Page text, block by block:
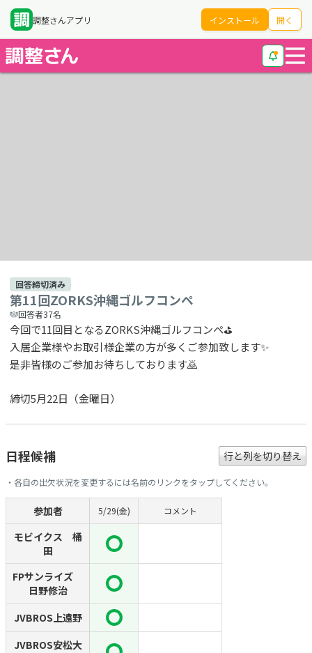
調整さんアプリ インストール 開く
回答締切済み
第11回ZORKS沖縄ゴルフコンペ
回答者37名
今回で11回目となるZORKS沖縄ゴルフコンペ⛳
入居企業様やお取引様企業の方が多くご参加致します✨
是非皆様のご参加お待ちしております🙇
締切5月22日（金曜日）
日程候補 行と列を切り替え
・各自の出欠状況を変更するには名前のリンクをタップしてください。
参加者 5/29(金) コメント
モビイクス 桶
田
FPサンライズ
日野修治
JVBROS上遠野
JVBROS安松大